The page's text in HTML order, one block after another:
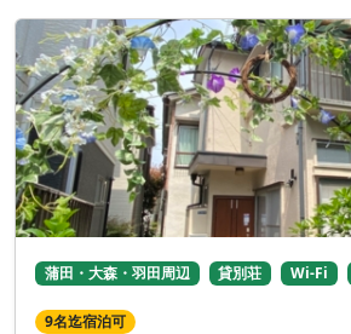
蒲田・大森・羽田周辺 貸別荘 Wi-Fi
9名迄宿泊可